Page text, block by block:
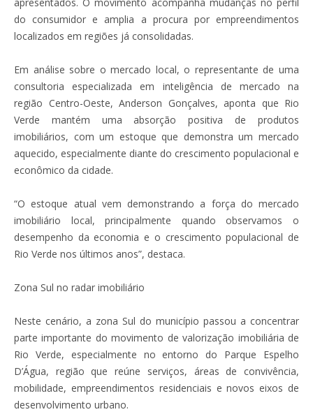
do consumidor e amplia a procura por empreendimentos
localizados em regiões já consolidadas.
Em análise sobre o mercado local, o representante de uma
consultoria especializada em inteligência de mercado na
região Centro-Oeste, Anderson Gonçalves, aponta que Rio
Verde mantém uma absorção positiva de produtos
imobiliários, com um estoque que demonstra um mercado
aquecido, especialmente diante do crescimento populacional e
econômico da cidade.
“O estoque atual vem demonstrando a força do mercado
imobiliário local, principalmente quando observamos o
desempenho da economia e o crescimento populacional de
Rio Verde nos últimos anos”, destaca.
Zona Sul no radar imobiliário
Neste cenário, a zona Sul do município passou a concentrar
parte importante do movimento de valorização imobiliária de
Rio Verde, especialmente no entorno do Parque Espelho
D’Água, região que reúne serviços, áreas de convivência,
mobilidade, empreendimentos residenciais e novos eixos de
desenvolvimento urbano.